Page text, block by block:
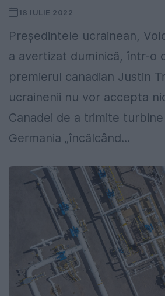
18 IULIE 2022
Preşedintele ucrainean,
a avertizat duminică, într-o
premierul canadian Justin
ucrainenii nu vor accepta
Canadei de a trimite
Germania „încălcând...